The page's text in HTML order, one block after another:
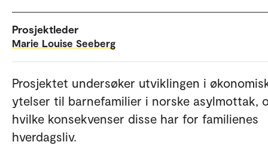
Prosjektleder
Marie Louise Seeberg
Prosjektet undersøker utviklingen i
ytelser til barnefamilier i norske asylmottak,
hvilke konsekvenser disse har for familienes
hverdagsliv.